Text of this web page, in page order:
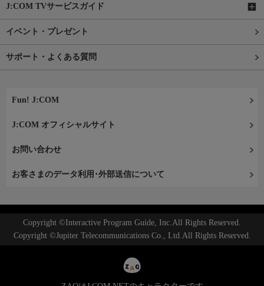
J:COM TVサービスガイド
イベント・プレゼント
サポート・よくある質問
Fun! J:COM
J:COM オフィシャルサイト
お問い合わせ
お客さまのデータ利用･外部送信について
Copyright ©Interactive Program Guide, Inc.All Rights Reserved.
Copyright ©Jupiter Telecommunications Co., Ltd.All Rights Reserved.